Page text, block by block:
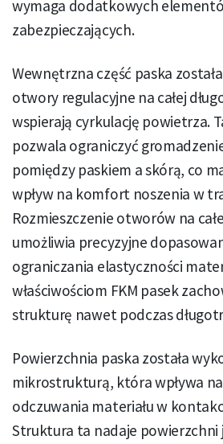
wymaga dodatkowych
zabezpieczających.
Wewnętrzna część paska
otwory regulacyjne na całej
wspierają cyrkulację powietrza.
pozwala ograniczyć
pomiędzy paskiem a skórą, co
wpływ na komfort noszenia w
Rozmieszczenie otworów na
umożliwia precyzyjne
ograniczania elastyczności
właściwościom FKM pasek
strukturę nawet podczas
Powierzchnia paska została
mikrostrukturą, która wpływa
odczuwania materiału w
Struktura ta nadaje powierzchni